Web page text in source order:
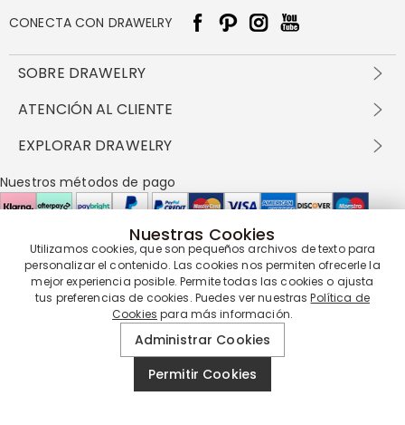
CONECTA CON DRAWELRY
SOBRE DRAWELRY
Sobre nosotros
política de privacidad
Preguntas frecuentes
ATENCIÓN AL CLIENTE
Envío y entrega
Devolución en 60 días
Cómo cuidar
EXPLORAR DRAWELRY
Drawelry Prime
Programa de Recompensas
Nuestros métodos de pago
Nuestros socios de entrega
Nuestra garantía de servicio
DrawelryReservados todos los derechos.
Nuestras Cookies
Utilizamos cookies, que son pequeños archivos de texto para
personalizar el contenido. Las cookies nos permiten ofrecerle la
mejor experiencia posible. Permite todas las cookies o ajusta
tus preferencias de cookies. Puedes ver nuestrasPolítica de
Cookies para más información.
Administrar Cookies
Permitir Cookies